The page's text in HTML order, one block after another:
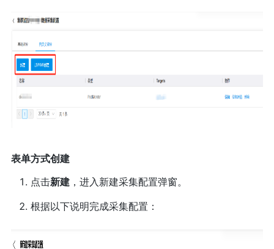
表单方式创建
点击新建，进入新建采集配置弹窗。
根据以下说明完成采集配置：